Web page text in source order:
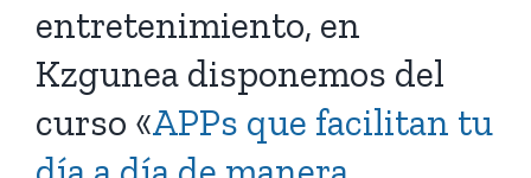
entretenimiento, en
Kzgunea disponemos del
curso «APPs que facilitan tu